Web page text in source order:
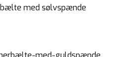
med sølvspænde